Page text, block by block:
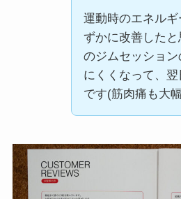
運動時のエネル
ずかに改善した
のジムセッショ
にくくなって、
です(筋肉痛も大